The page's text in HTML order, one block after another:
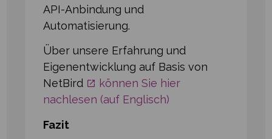
API-Anbindung und
Automatisierung.
Über unsere Erfahrung und
Eigenentwicklung auf Basis von
NetBird
können Sie hier
nachlesen (auf Englisch)
Fazit